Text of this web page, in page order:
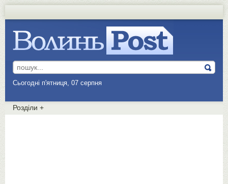
Сьогодні п'ятниця, 07 серпня
Розділи +